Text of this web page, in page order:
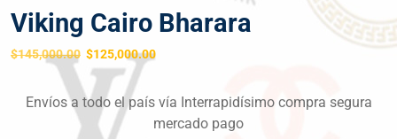
Viking Cairo Bharara
$145,000.00 $125,000.00
Envíos a todo el país vía Interrapidísimo compra segura
mercado pago